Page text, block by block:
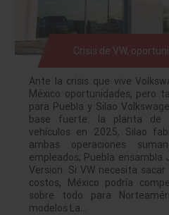
Crisis de VW,
Ante la crisis que vive
México oportunidades, pero
para Puebla y Silao
base fuerte: la planta de
vehículos en 2025, Silao
ambas operaciones
empleados; Puebla
Version. Si VW necesita
costos, México podría
sobre todo para
modelos La…